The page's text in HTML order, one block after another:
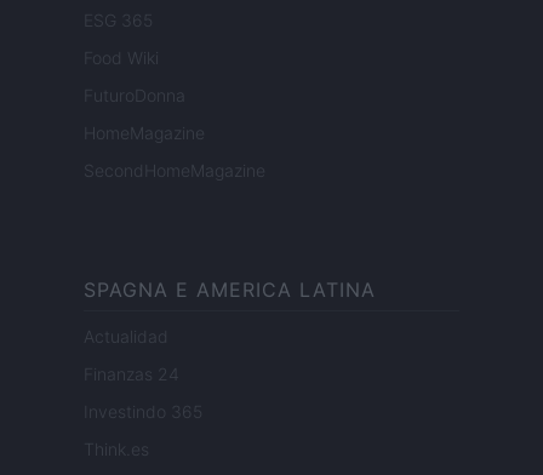
ESG 365
Food Wiki
FuturoDonna
HomeMagazine
SecondHomeMagazine
SPAGNA E AMERICA LATINA
Actualidad
Finanzas 24
Investindo 365
Think.es